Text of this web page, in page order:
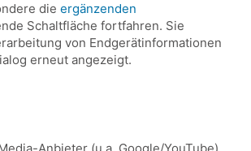
die ergänzenden
Schaltfläche fortfahren. Sie
von Endgerätinformationen
erneut angezeigt.